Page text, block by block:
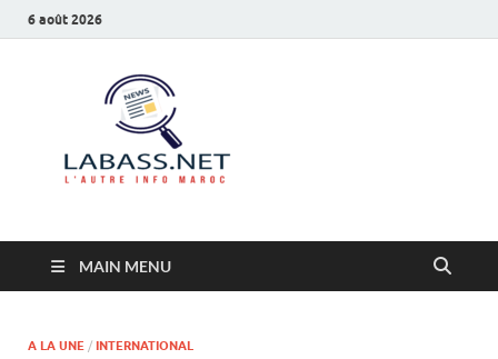
6 août 2026
MAIN MENU
A LA UNE / INTERNATIONAL